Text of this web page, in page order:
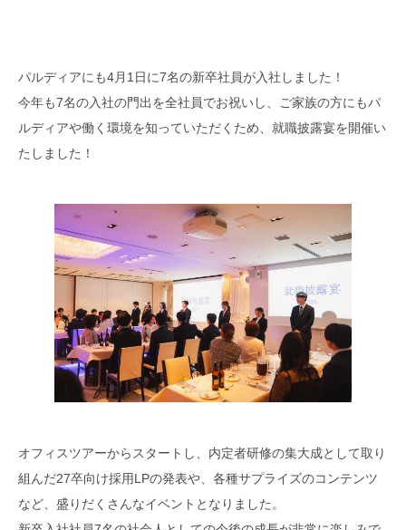
パルディアにも4月1日に7名の新卒社員が入社しました！
今年も7名の入社の門出を全社員でお祝いし、ご家族の方にもパ
ルディアや働く環境を知っていただくため、就職披露宴を開催い
たしました！
オフィスツアーからスタートし、内定者研修の集大成として取り
組んだ27卒向け採用LPの発表や、各種サプライズのコンテンツ
など、盛りだくさんなイベントとなりました。